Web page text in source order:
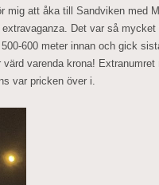
mig att åka till Sandviken med
Det var så mycket
600 meter innan och gick
varenda krona! Extranumret
var pricken över i.